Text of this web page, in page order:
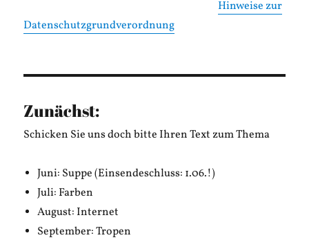
Hinweise zur
Datenschutzgrundverordnung
Zunächst:
Schicken Sie uns doch bitte Ihren Text zum Thema
Juni: Suppe (Einsendeschluss: 1.06.!)
Juli: Farben
August: Internet
September: Tropen